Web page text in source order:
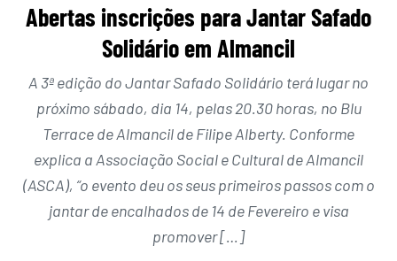
Abertas inscrições para Jantar Safado
Solidário em Almancil
A 3ª edição do Jantar Safado Solidário terá lugar no
próximo sábado, dia 14, pelas 20.30 horas, no Blu
Terrace de Almancil de Filipe Alberty. Conforme
explica a Associação Social e Cultural de Almancil
(ASCA), “o evento deu os seus primeiros passos com o
jantar de encalhados de 14 de Fevereiro e visa
promover […]